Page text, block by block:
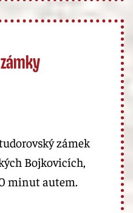
zámek
Bojkovicích,
minut autem.